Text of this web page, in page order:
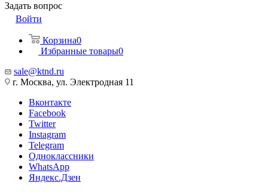
Задать вопрос
Войти
Корзина0
Избранные товары0
sale@ktnd.ru
г. Москва, ул. Электродная 11
Вконтакте
Facebook
Twitter
Instagram
Telegram
Одноклассники
WhatsApp
Яндекс.Дзен